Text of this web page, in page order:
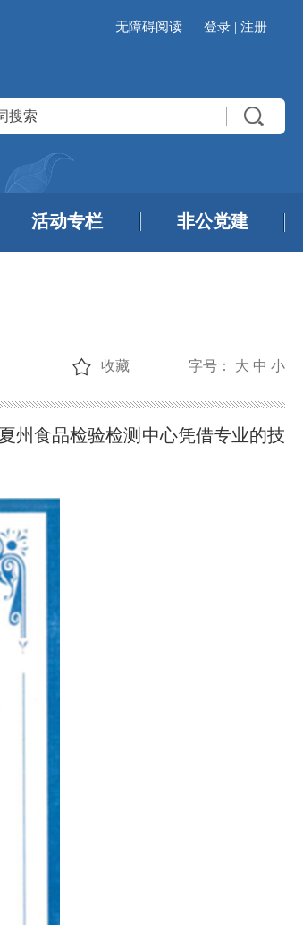
无障碍阅读 登录 | 注册
活动专栏 非公党建
字号： 大 中 小
收藏
州食品检验检测中心凭借专业的技